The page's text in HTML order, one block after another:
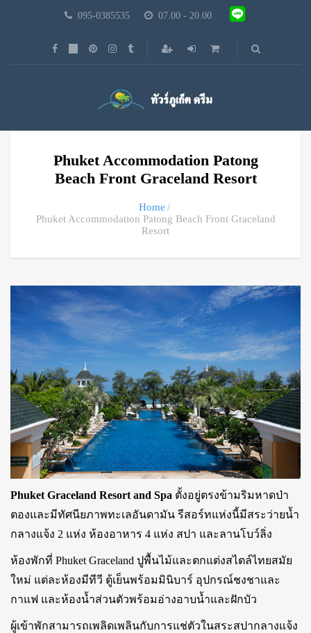
095-0385535 07.00 - 20.00
Phuket Accommodation Patong
Beach Front Graceland Resort
Home
Phuket Accommodation Patong Beach Front Graceland
Resort
Phuket Graceland Resort and Spa ตั้งอยู่ตรงข้ามริมหาดป่า
ตองและมีทัศนียภาพทะเลอันดามัน รีสอร์ทแห่งนี้มีสระว่ายน้ำ
กลางแจ้ง 2 แห่ง ห้องอาหาร 4 แห่ง สปา และลานโบว์ลิ่ง
ห้องพักที่ Phuket Graceland ปูพื้นไม้และตกแต่งสไตล์ไทยสมัย
ใหม่ แต่ละห้องมีทีวี ตู้เย็นพร้อมมินิบาร์ อุปกรณ์ชงชาและ
กาแฟ และห้องน้ำส่วนตัวพร้อมอ่างอาบน้ำและฝักบัว
ผู้เข้าพักสามารถเพลิดเพลินกับการแช่ตัวในสระสปากลางแจ้ง